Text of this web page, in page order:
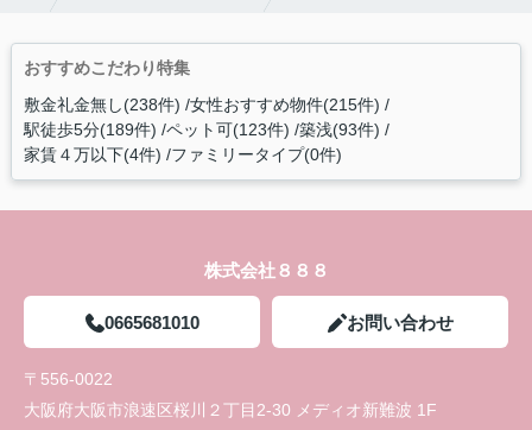
おすすめこだわり特集
敷金礼金無し(238件) 女性おすすめ物件(215件)
駅徒歩5分(189件) ペット可(123件) 築浅(93件)
家賃４万以下(4件) ファミリータイプ(0件)
株式会社８８８
0665681010 お問い合わせ
〒556-0022
大阪府大阪市浪速区桜川２丁目2-30 メディオ新難波 1F